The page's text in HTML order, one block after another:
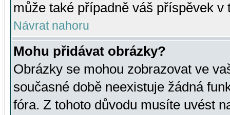
může také případně váš příspěvek v
Návrat nahoru
Mohu přidávat obrázky?
Obrázky se mohou zobrazovat ve
současné době neexistuje žádná
fóra. Z tohoto důvodu musíte uvést